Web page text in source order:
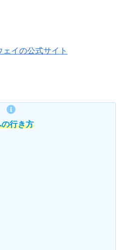
イの公式サイト
行き方